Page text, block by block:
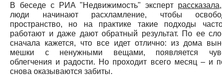
В беседе с РИА "Недвижимость" эксперт рассказала
люди начинают расхламление, чтобы
пространство, но на практике такие подходы
работают и даже дают обратный результат. По ее
сначала кажется, что все идет отлично: из дома
мешки с ненужными вещами, появляется
облегчения и радости. Но проходит всего месяц – и
снова оказываются забиты.